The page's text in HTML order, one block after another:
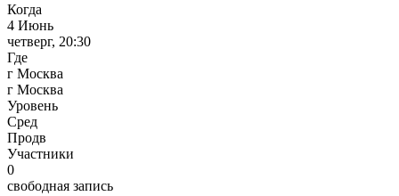
Когда
4 Июнь
четверг, 20:30
Где
г Москва
г Москва
Уровень
Сред
Продв
Участники
0
свободная запись